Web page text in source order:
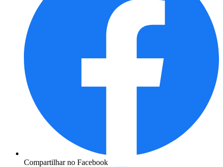
Compartilhar no Facebook